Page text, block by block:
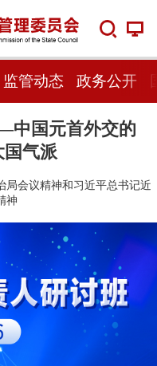
监管动态 政务公开
中国元首外交的
国气派
局会议精神和习近平总书记近
神